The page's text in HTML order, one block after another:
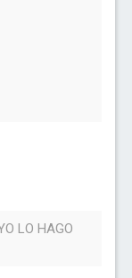
LO HAGO